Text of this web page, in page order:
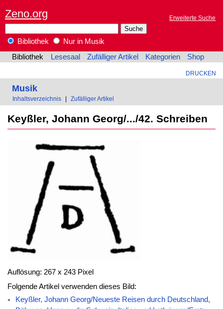
Zeno.org Erweiterte Suche
Bibliothek
Nur in Musik
Bibliothek
Lesesaal Zufälliger Artikel Kategorien Shop
DRUCKEN
Musik
Inhaltsverzeichnis Zufälliger Artikel
Keyßler, Johann Georg/.../42. Schreiben
Auflösung: 267 x 243 Pixel
Folgende Artikel verwenden dieses Bild:
Keyßler, Johann Georg/Neueste Reisen durch Deutschland,